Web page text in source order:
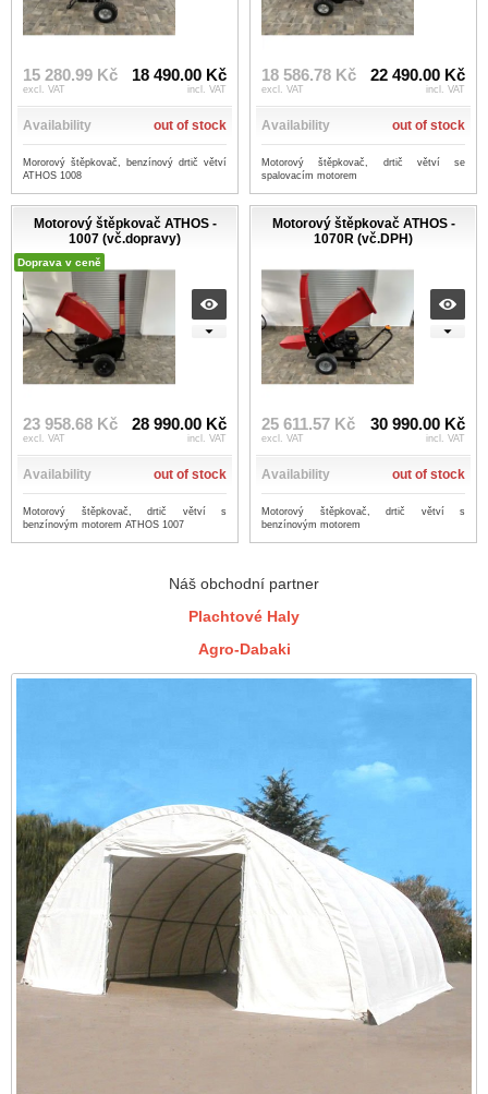
Náš obchodní partner
Plachtové Haly
Agro-Dabaki
15 280.99 Kč
excl. VAT
18 490.00 Kč
incl. VAT
Availability out of stock
Mororový štěpkovač, benzínový drtič větví
ATHOS 1008
18 586.78 Kč
excl. VAT
22 490.00 Kč
incl. VAT
Availability out of stock
Motorový štěpkovač, drtič větví se
spalovacím motorem
Motorový štěpkovač ATHOS -
1007 (vč.dopravy)
Doprava v ceně
23 958.68 Kč
excl. VAT
28 990.00 Kč
incl. VAT
Availability out of stock
Motorový štěpkovač, drtič větví s
benzínovým motorem ATHOS 1007
Motorový štěpkovač ATHOS -
1070R (vč.DPH)
25 611.57 Kč
excl. VAT
30 990.00 Kč
incl. VAT
Availability out of stock
Motorový štěpkovač, drtič větví s
benzínovým motorem